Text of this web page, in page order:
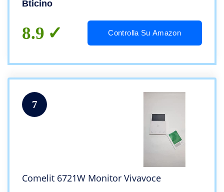
Bticino
8.9 Controlla Su Amazon
7
Comelit 6721W Monitor Vivavoce